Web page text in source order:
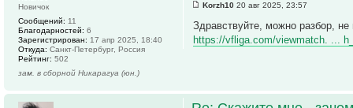
Korzh10 20 авг 2025, 23:57
Здравствуйте, можно разбор,
https://vfliga.com/viewmatch. ...
Новичок
Сообщений: 11
Благодарностей: 6
Зарегистрирован: 17 апр 2025, 18:40
Откуда: Санкт-Петербург, Россия
Рейтинг: 502
зам. в сборной Никарагуа (юн.)